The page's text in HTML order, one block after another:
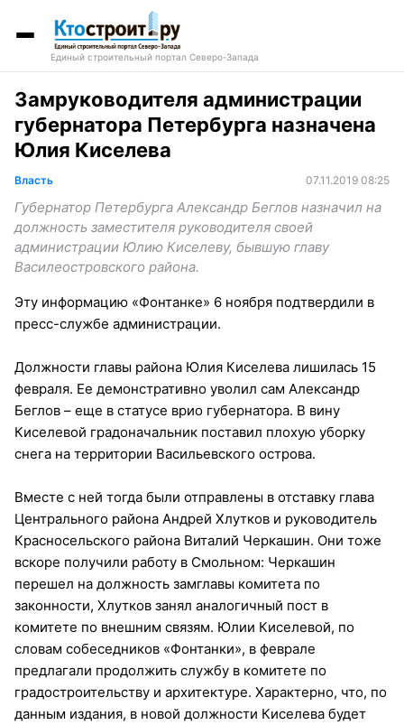
Единый строительный портал Северо-Запада
Замруководителя администрации
губернатора Петербурга назначена
Юлия Киселева
Власть 07.11.2019 08:25
Губернатор Петербурга Александр Беглов назначил на
должность заместителя руководителя своей
администрации Юлию Киселеву, бывшую главу
Василеостровского района.
Эту информацию «Фонтанке» 6 ноября подтвердили в
пресс-службе администрации.
Должности главы района Юлия Киселева лишилась 15
февраля. Ее демонстративно уволил сам Александр
Беглов – еще в статусе врио губернатора. В вину
Киселевой градоначальник поставил плохую уборку
снега на территории Васильевского острова.
Вместе с ней тогда были отправлены в отставку глава
Центрального района Андрей Хлутков и руководитель
Красносельского района Виталий Черкашин. Они тоже
вскоре получили работу в Смольном: Черкашин
перешел на должность замглавы комитета по
законности, Хлутков занял аналогичный пост в
комитете по внешним связям. Юлии Киселевой, по
словам собеседников «Фонтанки», в феврале
предлагали продолжить службу в комитете по
градостроительству и архитектуре. Характерно, что, по
данным издания, в новой должности Киселева будет